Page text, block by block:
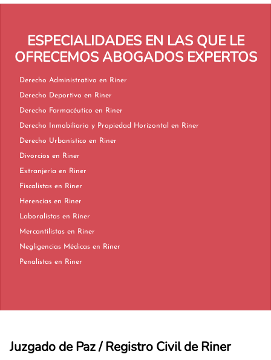
ESPECIALIDADES EN LAS QUE LE
OFRECEMOS ABOGADOS EXPERTOS
Derecho Administrativo en Riner
Derecho Deportivo en Riner
Derecho Farmacéutico en Riner
Derecho Inmobiliario y Propiedad Horizontal en Riner
Derecho Urbanístico en Riner
Divorcios en Riner
Extranjería en Riner
Fiscalistas en Riner
Herencias en Riner
Laboralistas en Riner
Mercantilistas en Riner
Negligencias Médicas en Riner
Penalistas en Riner
Juzgado de Paz / Registro Civil de Riner